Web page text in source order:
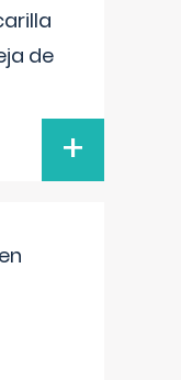
de
+